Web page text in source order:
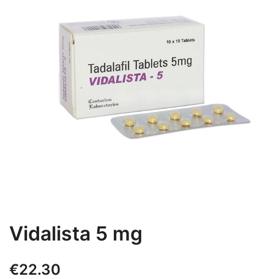
Vidalista 5 mg
€22.30